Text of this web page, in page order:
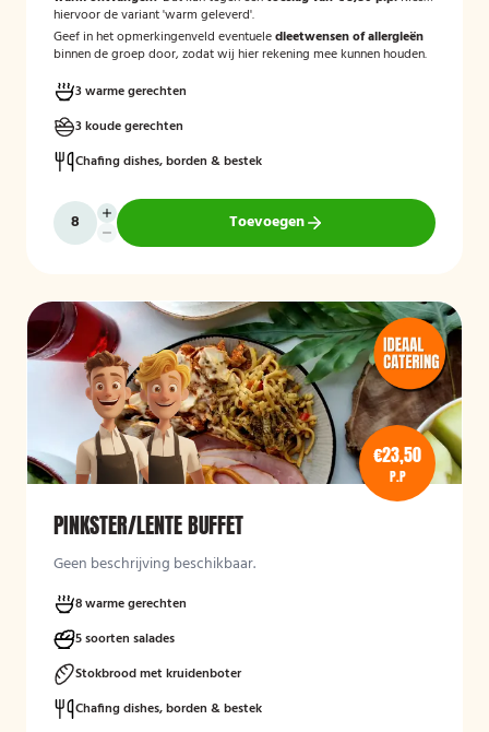
hiervoor de variant 'warm geleverd'.
Geef in het opmerkingenveld eventueledieetwensen of allergieën
binnen de groep door, zodat wij hier rekening mee kunnen houden.
3 warme gerechten
3 koude gerechten
Chafing dishes, borden & bestek
Toevoegen
€23,50
P.P
PINKSTER/LENTE BUFFET
Geen beschrijving beschikbaar.
8 warme gerechten
5 soorten salades
Stokbrood met kruidenboter
Chafing dishes, borden & bestek